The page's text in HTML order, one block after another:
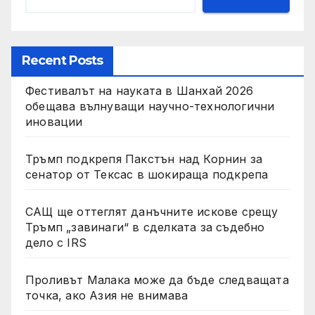
Recent Posts
Фестивалът на науката в Шанхай 2026
обещава вълнуващи научно-технологични
иновации
Тръмп подкрепя Пакстън над Корнин за
сенатор от Тексас в шокираща подкрепа
САЩ ще оттеглят данъчните искове срещу
Тръмп „завинаги“ в сделката за съдебно
дело с IRS
Проливът Малака може да бъде следващата
точка, ако Азия не внимава